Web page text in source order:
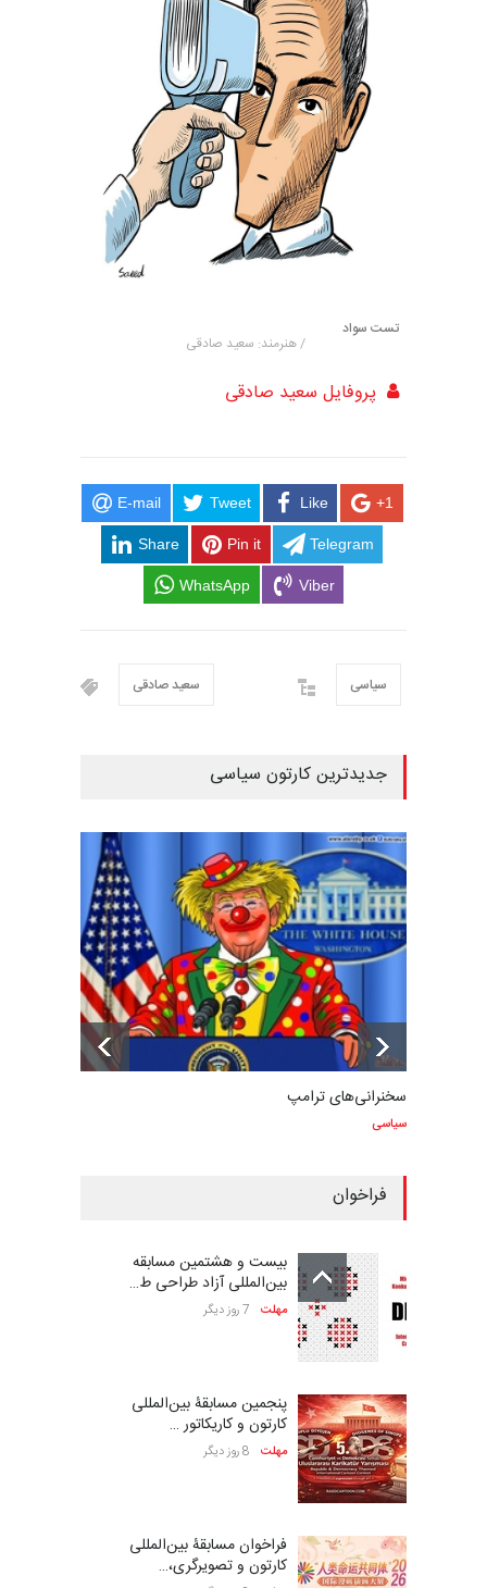
تست سواد
/ هنرمند: سعید صادقی
پروفایل سعید صادقی
E-mail Tweet Like +1
Share Pin it Telegram
WhatsApp Viber
سعید صادقی سیاسی
جدیدترین کارتون سیاسی
سخنرانی‌های ترامپ
سیاسی
فراخوان
بیست و هشتمین مسابقه
بین‌المللی آزاد طراحی ط…
مهلت 7 روز دیگر
پنجمین مسابقۀ بین‌المللی
کارتون و کاریکاتور …
مهلت 8 روز دیگر
فراخوان مسابقۀ بین‌المللی
کارتون و تصویرگری،…